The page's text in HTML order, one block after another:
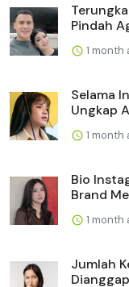
Pindah
1 month
Selama
Ungkap
1 month
Bio
Brand
1 month
Jumlah